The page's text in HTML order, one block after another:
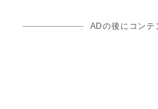
ADの後にコンテ